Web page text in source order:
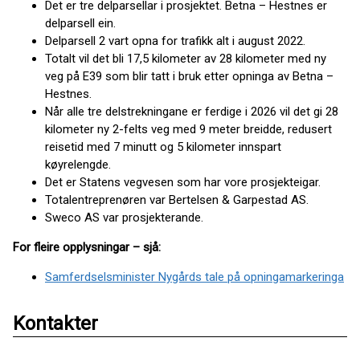
Det er tre delparsellar i prosjektet. Betna – Hestnes er
delparsell ein.
Delparsell 2 vart opna for trafikk alt i august 2022.
Totalt vil det bli 17,5 kilometer av 28 kilometer med ny
veg på E39 som blir tatt i bruk etter opninga av Betna –
Hestnes.
Når alle tre delstrekningane er ferdige i 2026 vil det gi 28
kilometer ny 2-felts veg med 9 meter breidde, redusert
reisetid med 7 minutt og 5 kilometer innspart
køyrelengde.
Det er Statens vegvesen som har vore prosjekteigar.
Totalentreprenøren var Bertelsen & Garpestad AS.
Sweco AS var prosjekterande.
For fleire opplysningar – sjå:
Samferdselsminister Nygårds tale på opningamarkeringa
Kontakter